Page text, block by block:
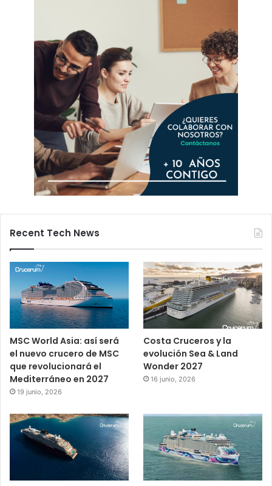
Recent Tech News
MSC World Asia: así será
el nuevo crucero de MSC
que revolucionará el
Mediterráneo en 2027
19 junio, 2026
Costa Cruceros y la
evolución Sea & Land
Wonder 2027
16 junio, 2026